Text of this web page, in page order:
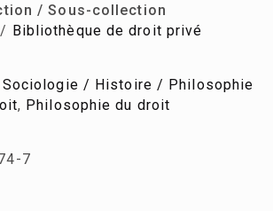
/ Sous-collection
/ Bibliothèque de droit privé
/ Histoire / Philosophie
, Philosophie du droit
7